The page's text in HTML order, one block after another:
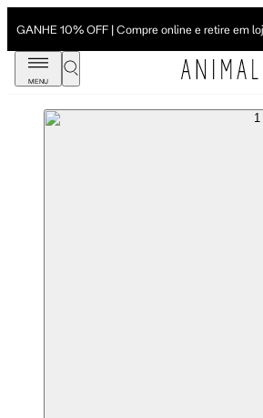
GANHE 10% OFF | Compre online e retire em
MENU